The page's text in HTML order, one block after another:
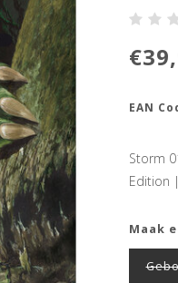
EAN
Storm
Edition
Maak